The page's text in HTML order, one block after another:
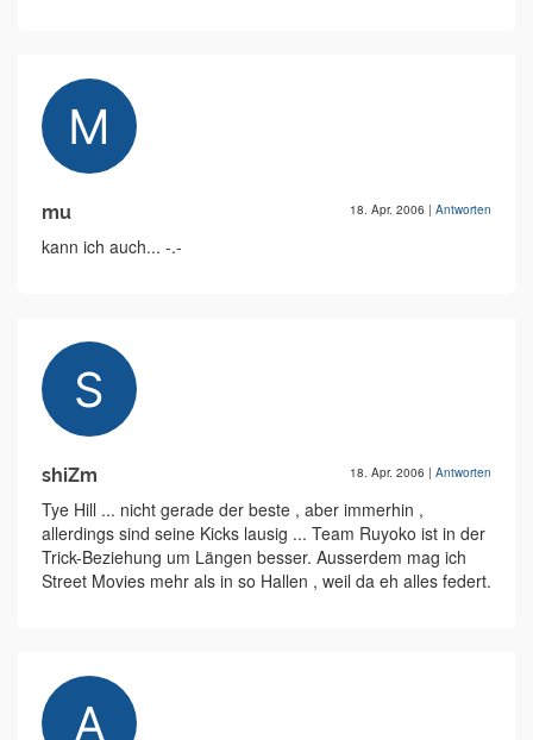
mu 18. Apr. 2006 | Antworten
kann ich auch... -.-
shiZm 18. Apr. 2006 | Antworten
Tye Hill ... nicht gerade der beste , aber immerhin ,
allerdings sind seine Kicks lausig ... Team Ruyoko ist in der
Trick-Beziehung um Längen besser. Ausserdem mag ich
Street Movies mehr als in so Hallen , weil da eh alles federt.